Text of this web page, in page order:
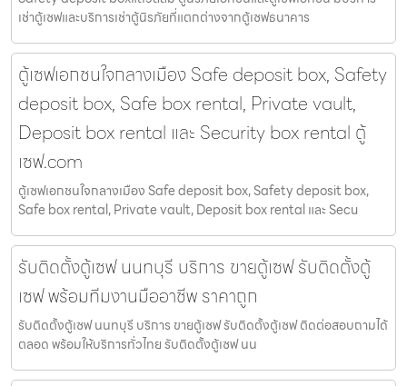
เช่าตู้เซฟและบริการเช่าตู้นิรภัยที่แตกต่างจากตู้เซฟธนาคาร
ตู้เซฟเอกชนใจกลางเมือง Safe deposit box, Safety
deposit box, Safe box rental, Private vault,
Deposit box rental และ Security box rental ตู้
เซฟ.com
ตู้เซฟเอกชนใจกลางเมือง Safe deposit box, Safety deposit box,
Safe box rental, Private vault, Deposit box rental และ Secu
รับติดตั้งตู้เซฟ นนทบุรี บริการ ขายตู้เซฟ รับติดตั้งตู้
เซฟ พร้อมทีมงานมืออาชีพ ราคาถูก
รับติดตั้งตู้เซฟ นนทบุรี บริการ ขายตู้เซฟ รับติดตั้งตู้เซฟ ติดต่อสอบถามได้
ตลอด พร้อมให้บริการทั่วไทย รับติดตั้งตู้เซฟ นน